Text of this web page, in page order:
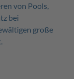
von Pools,
bei
große